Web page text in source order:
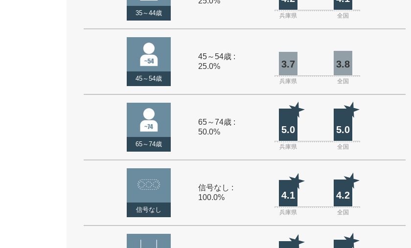
35～44歳 兵庫県 全国
45～54歳
45～54歳 :
25.0%
3.7 3.8
兵庫県 全国
65～74歳
65～74歳 :
50.0%
5.0 5.0
兵庫県 全国
信号なし
信号なし :
100.0%
4.1 4.2
兵庫県 全国